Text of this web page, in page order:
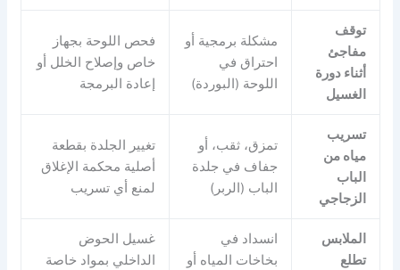
توقف
مفاجئ
أثناء دورة
الغسيل
مشكلة برمجية أو
احتراق في
اللوحة (البوردة)
فحص اللوحة بجهاز
خاص وإصلاح الخلل أو
إعادة البرمجة
تسريب
مياه من
الباب
الزجاجي
تمزق، ثقب، أو
جفاف في جلدة
الباب (الربر)
تغيير الجلدة بقطعة
أصلية محكمة الإغلاق
لمنع أي تسريب
الملابس
تطلع
انسداد في
بخاخات المياه أو
غسيل الحوض
الداخلي بمواد خاصة